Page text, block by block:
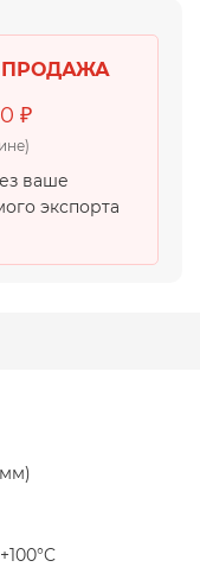
ПРОДАЖА
₽
ваше
экспорта